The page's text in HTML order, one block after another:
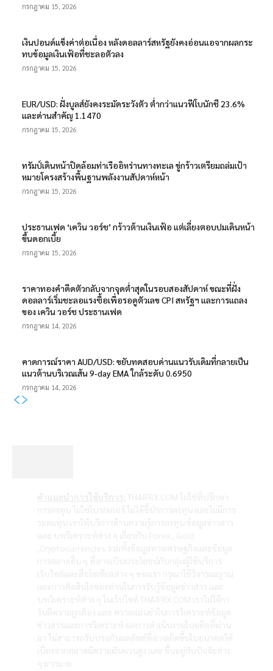
กรกฎาคม 15, 2026
เงินปอนด์แข็งค่าต่อเนื่อง หลังดอลลาร์สหรัฐยังคงอ่อนแอจากผลกระ
ทบข้อมูลเงินเฟ้อที่ชะลอตัวลง
กรกฎาคม 15, 2026
EUR/USD: ฝั่งบูลส์ยังคงระมัดระวังตัว ต่ำกว่าแนวฟีโบนักชี 23.6%
และด่านสำคัญ 1.1470
กรกฎาคม 15, 2026
ทรัมป์เดินหน้าปิดล้อมท่าเรืออิหร่านทางทะเล ขู่กร้าวเตรียมถล่มเป้า
หมายโครงสร้างพื้นฐานพลังงานสัปดาห์หน้า
กรกฎาคม 15, 2026
ประธานเฟด ‘เควิน วอร์ช’ กร้าวต้านเงินเฟ้อ แต่เลี่ยงตอบปมเดินหน้า
ขึ้นดอกเบี้ย
กรกฎาคม 15, 2026
ราคาทองคำดีดตัวกลับจากจุดต่ำสุดในรอบสองสัปดาห์ ขณะที่ฝั่ง
ดอลลาร์เริ่มชะลอแรงซื้อเพื่อรอดูตัวเลข CPI สหรัฐฯ และการแถลง
ของ เควิน วอร์ช ประธานเฟด
กรกฎาคม 14, 2026
คาดการณ์ราคา AUD/USD: ขยับทดสอบด่านแนวรับเดิมที่กลายเป็น
แนวต้านบริเวณเส้น 9-day EMA ใกล้ระดับ 0.6950
กรกฎาคม 14, 2026